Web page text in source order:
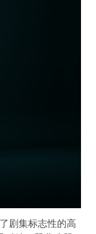
剧集标志性的高